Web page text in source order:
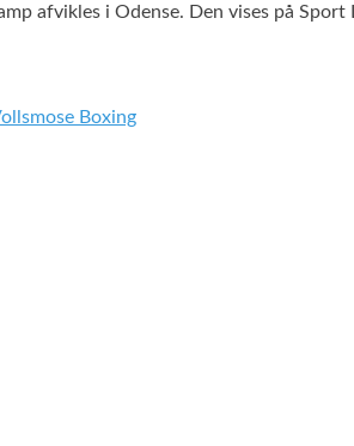
afvikles i Odense. Den vises på Sport
Boxing